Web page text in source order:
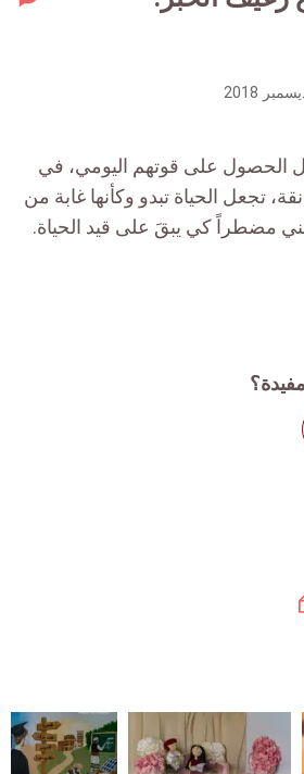
الحصول على قوتهم اليومي، في
تجعل الحياة تبدو وكأنها غابة من
مضطراً كي يبقَ على قيد الحياة.